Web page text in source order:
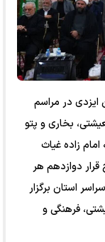
ایزدی در مراسم
بخاری و پتو
زاده غیاث
دوازدهم هر
استان برگزار
فرهنگی و